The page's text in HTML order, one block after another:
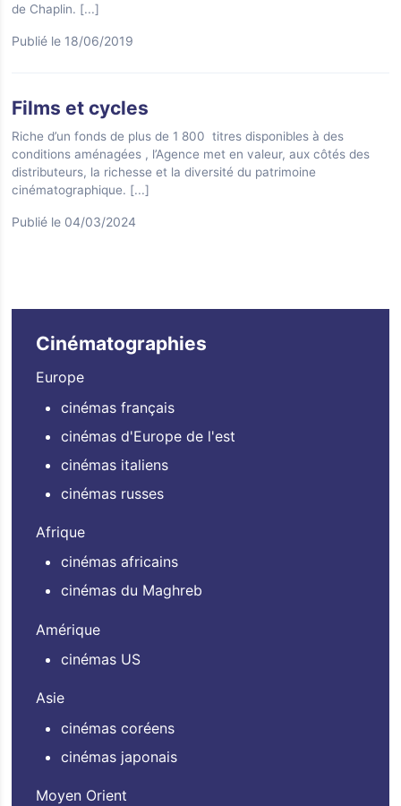
de Chaplin. [...]
Publié le 18/06/2019
Films et cycles
Riche d’un fonds de plus de 1 800 titres disponibles à des
conditions aménagées , l’Agence met en valeur, aux côtés des
distributeurs, la richesse et la diversité du patrimoine
cinématographique. [...]
Publié le 04/03/2024
Cinématographies
Europe
cinémas français
cinémas d'Europe de l'est
cinémas italiens
cinémas russes
Afrique
cinémas africains
cinémas du Maghreb
Amérique
cinémas US
Asie
cinémas coréens
cinémas japonais
Moyen Orient